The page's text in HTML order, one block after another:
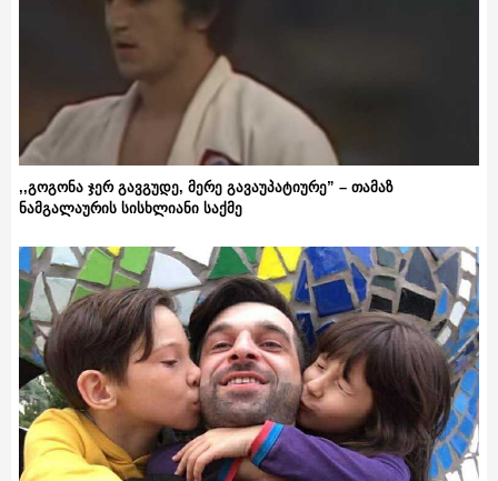
,,გოგონა ჯერ გავგუდე, მერე გავაუპატიურე” – თამაზ
ნამგალაურის სისხლიანი საქმე